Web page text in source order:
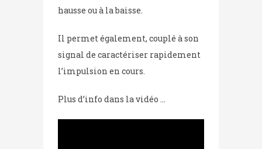
hausse ou à la baisse.
Il permet également, couplé à son
signal de caractériser rapidement
l’impulsion en cours.
Plus d’info dans la vidéo …